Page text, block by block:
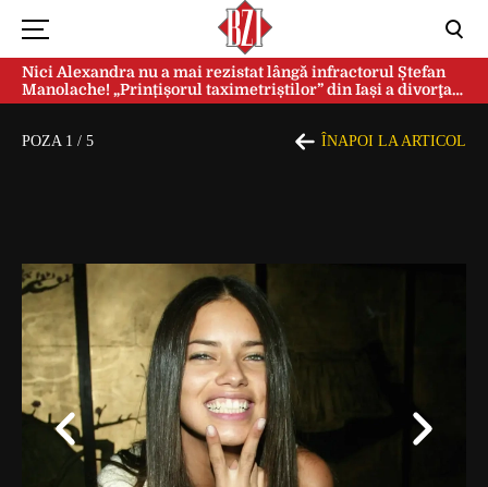
Nici Alexandra nu a mai rezistat lângă infractorul Ștefan
Manolache! „Prințișorul taximetriștilor” din Iași a divorţat
după doi ani de căsnicie
POZA 1 / 5 ÎNAPOI LA ARTICOL